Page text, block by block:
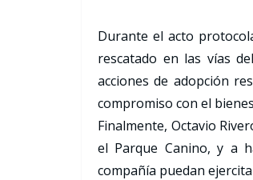
Durante el acto
rescatado en las vías
acciones de adopción
compromiso con el
Finalmente, Octavio
el Parque Canino, y a
compañía puedan